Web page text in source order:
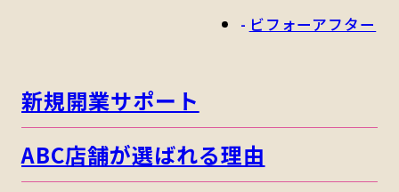
ビフォーアフター
新規開業サポート
ABC店舗が選ばれる理由